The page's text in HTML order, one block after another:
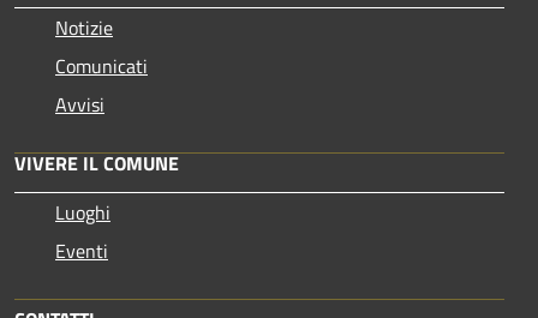
Notizie
Comunicati
Avvisi
VIVERE IL COMUNE
Luoghi
Eventi